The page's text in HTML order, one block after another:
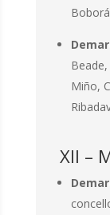
Miño,
XII –